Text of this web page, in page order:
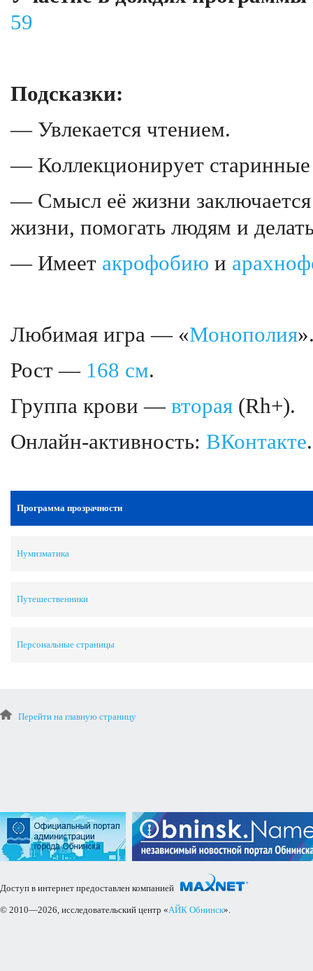
59
Подсказки:
— Увлекается чтением.
— Коллекционирует
— Смысл её жизни
жизни, помогать людям и
— Имеет акрофобию и
Любимая игра — «Монополия
Рост — 168 см.
Группа крови — вторая (Rh+).
Онлайн-активность: ВКонтакте.
Программа прозрачности
Нумизматика
Путешественники
Персональные страницы
Перейти на главную страницу
Доступ в интернет предоставлен компанией
© 2010—2026, исследовательский центр «АЙК Обнинск».